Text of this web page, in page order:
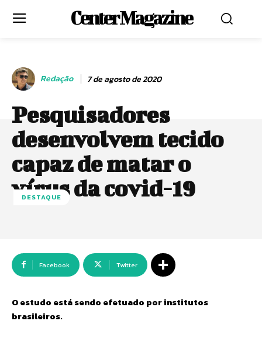
Center Magazine
Redação 7 de agosto de 2020
Pesquisadores
desenvolvem tecido
capaz de matar o
vírus da covid-19
DESTAQUE
Facebook Twitter
O estudo está sendo efetuado por institutos
brasileiros.